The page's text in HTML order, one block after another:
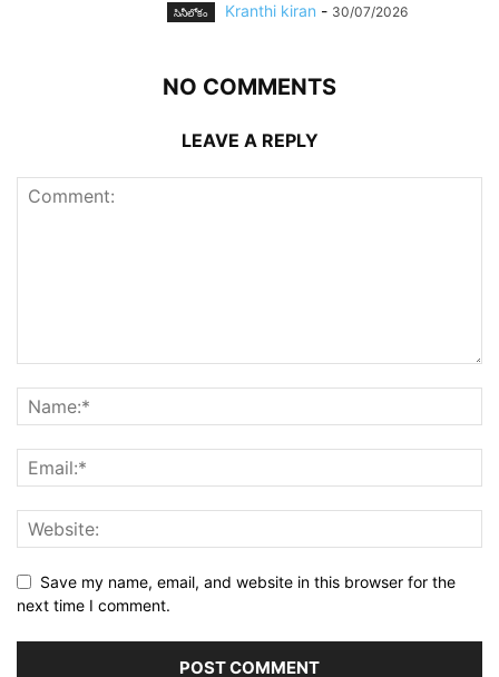
సినీలోకం Kranthi kiran - 30/07/2026
NO COMMENTS
LEAVE A REPLY
Save my name, email, and website in this browser for the
next time I comment.